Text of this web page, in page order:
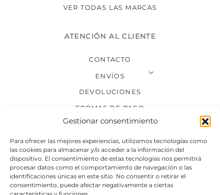
Gestionar consentimiento
Para ofrecer las mejores experiencias, utilizamos tecnologías como
las cookies para almacenar y/o acceder a la información del
dispositivo. El consentimiento de estas tecnologías nos permitirá
procesar datos como el comportamiento de navegación o las
identificaciones únicas en este sitio. No consentir o retirar el
consentimiento, puede afectar negativamente a ciertas
VER TODAS LAS MARCAS
ATENCIÓN AL CLIENTE
CONTACTO
ENVÍOS
DEVOLUCIONES
FORMAS DE PAGO
SÍGUENOS